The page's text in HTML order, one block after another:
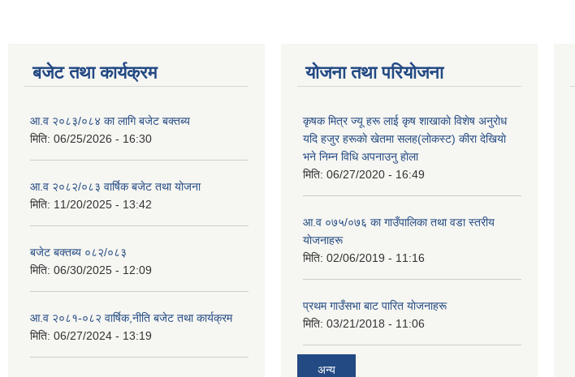
बजेट तथा कार्यक्रम
आ.व २०८३/०८४ का लागि बजेट बक्तब्य
मिति: 06/25/2026 - 16:30
आ.व २०८२/०८३ वार्षिक बजेट तथा योजना
मिति: 11/20/2025 - 13:42
बजेट बक्तब्य ०८२/०८३
मिति: 06/30/2025 - 12:09
आ.व २०८१-०८२ वार्षिक,नीति बजेट तथा कार्यक्रम
मिति: 06/27/2024 - 13:19
योजना तथा परियोजना
कृषक मित्र ज्यू हरू लाई कृष शाखाकाे विशेष अनुराेध
यदि हजुर हरूकाे खेतमा सलह(लाेकस्ट) कीरा देखियाे
भने निम्न विधि अपनाउनु हाेला
मिति: 06/27/2020 - 16:49
आ‍.व ०७५/०७६ का गाउँपालिका तथा वडा स्तरीय
याेजनाहरू
मिति: 02/06/2019 - 11:16
प्रथम गाउँसभा बाट पारित याेजनाहरू
मिति: 03/21/2018 - 11:06
अन्य